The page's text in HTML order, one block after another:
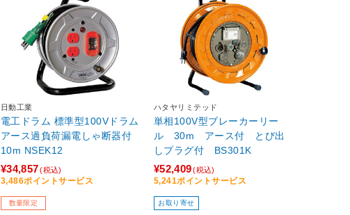
日動工業
電工ドラム 標準型100Vドラム
アース過負荷漏電しゃ断器付
10m NSEK12
¥34,857(税込)
3,486ポイントサービス
数量限定
ハタヤリミテッド
単相100V型ブレーカーリー
ル 30m アース付 とび出
しプラグ付 BS301K
¥52,409(税込)
5,241ポイントサービス
お取り寄せ